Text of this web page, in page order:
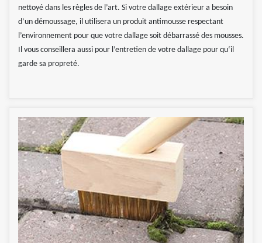
nettoyé dans les règles de l’art. Si votre dallage extérieur a besoin
d’un démoussage, il utilisera un produit antimousse respectant
l’environnement pour que votre dallage soit débarrassé des mousses.
Il vous conseillera aussi pour l’entretien de votre dallage pour qu‘il
garde sa propreté.